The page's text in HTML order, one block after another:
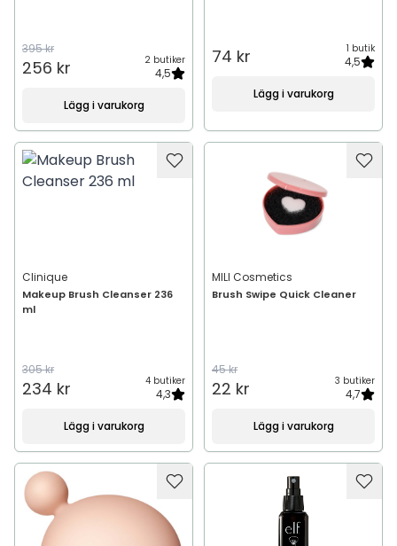
395 kr
256 kr 2 butiker
4,5
Lägg i varukorg
74 kr 1 butik
4,5
Lägg i varukorg
Clinique
Makeup Brush Cleanser 236
ml
305 kr
234 kr 4 butiker
4,3
Lägg i varukorg
MILI Cosmetics
Brush Swipe Quick Cleaner
45 kr
22 kr 3 butiker
4,7
Lägg i varukorg